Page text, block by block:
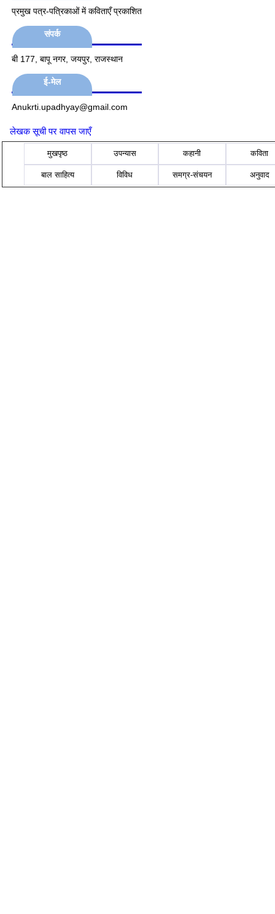
प्रमुख पत्र-पत्रिकाओं में कविताएँ प्रकाशित
संपर्क
बी 177, बापू नगर, जयपुर, राजस्थान
ई-मेल
Anukrti.upadhyay@gmail.com
लेखक सूची पर वापस जाएँ
मुखपृष्ठ उपन्यास कहानी कविता
बाल साहित्य विविध समग्र-संचयन अनुवाद